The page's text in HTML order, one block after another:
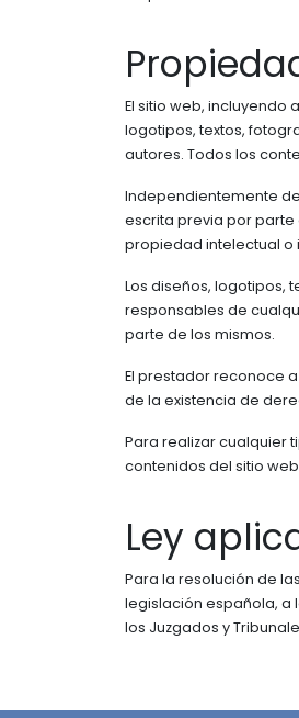
El sitio web,
logotipos, textos,
autores. Todos los
Independientemente
escrita previa por
propiedad intelectual o
Los diseños, logotipos,
responsables de
parte de los mismos.
El prestador reconoce
de la existencia de
Para realizar cualquier
contenidos del sitio
Ley
Para la resolución de
legislación española, a
los Juzgados y